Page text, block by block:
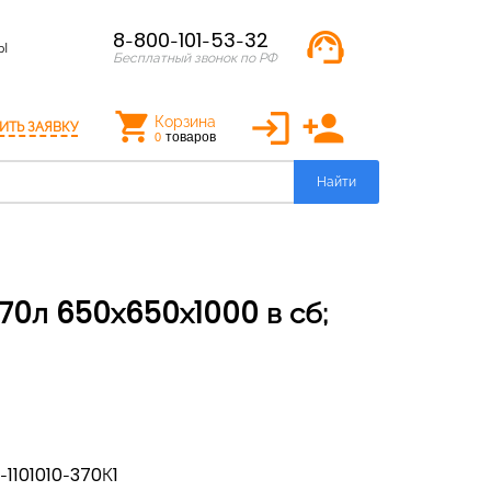
8-800-101-53-32
Бесплатный звонок по РФ support_agent
ЗАЯВКУ Корзина
0 товаров login person_add
Найти
370К1